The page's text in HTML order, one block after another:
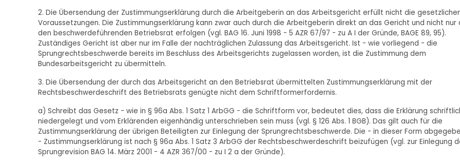
2. Die Übersendung der Zustimmungserklärung durch die Arbeitgeberin an das Arbeitsgericht erfüllt nicht die
Voraussetzungen. Die Zustimmungserklärung kann zwar auch durch die Arbeitgeberin direkt an das Gericht und nicht nur
den beschwerdeführenden Betriebsrat erfolgen (vgl. BAG 16. Juni 1998 - 5 AZR 67/97 - zu A I der Gründe, BAGE 89, 95).
Zuständiges Gericht ist aber nur im Falle der nachträglichen Zulassung das Arbeitsgericht. Ist - wie vorliegend - die
Sprungrechtsbeschwerde bereits im Beschluss des Arbeitsgerichts zugelassen worden, ist die Zustimmung dem
Bundesarbeitsgericht zu übermitteln.
3. Die Übersendung der durch das Arbeitsgericht an den Betriebsrat übermittelten Zustimmungserklärung mit der
Rechtsbeschwerdeschrift des Betriebsrats genügte nicht dem Schriftformerfordernis.
a) Schreibt das Gesetz - wie in § 96a Abs. 1 Satz 1 ArbGG - die Schriftform vor, bedeutet dies, dass die Erklärung
niedergelegt und vom Erklärenden eigenhändig unterschrieben sein muss (vgl. § 126 Abs. 1 BGB). Das gilt auch für die
Zustimmungserklärung der übrigen Beteiligten zur Einlegung der Sprungrechtsbeschwerde. Die - in dieser Form
- Zustimmungserklärung ist nach § 96a Abs. 1 Satz 3 ArbGG der Rechtsbeschwerdeschrift beizufügen (vgl. zur Einlegung
Sprungrevision BAG 14. März 2001 - 4 AZR 367/00 - zu I 2 a der Gründe).